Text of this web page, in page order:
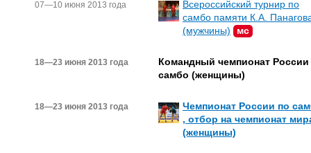
07—10 июня 2013 года
Всероссийский турнир по
самбо памяти К.А.
(мужчины)
мс
18—23 июня 2013 года
Командный чемпионат России
самбо (женщины)
18—23 июня 2013 года
Чемпионат России по
, отбор на чемпионат
(женщины)